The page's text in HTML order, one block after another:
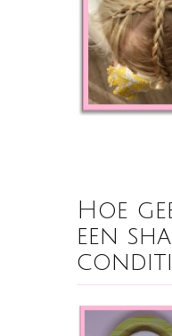
Hoe
een